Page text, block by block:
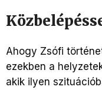
Ahogy Zsófi
ezekben a
akik ilyen